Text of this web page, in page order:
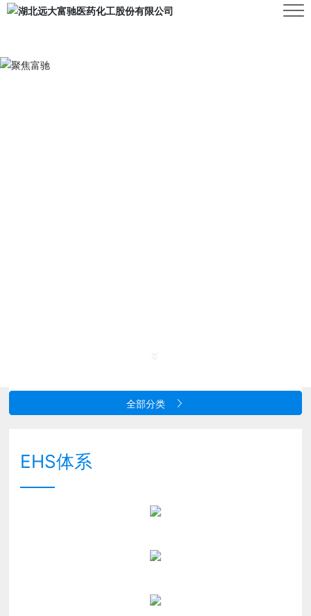
全部分类
EHS体系